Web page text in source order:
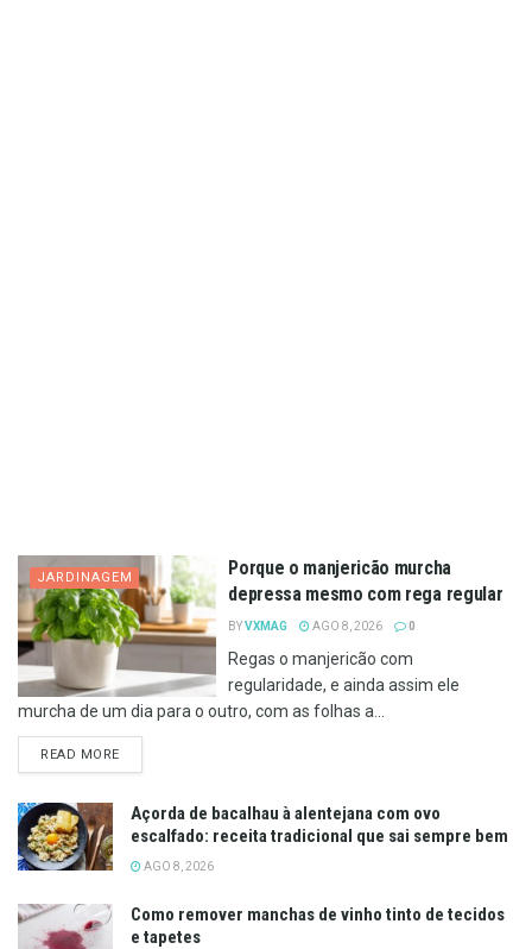
JARDINAGEM
Porque o manjericão murcha
depressa mesmo com rega regular
BYVXMAG AGO 8, 2026 0
Regas o manjericão com
regularidade, e ainda assim ele
murcha de um dia para o outro, com as folhas a...
READ MOREDETAILS
Açorda de bacalhau à alentejana com ovo
escalfado: receita tradicional que sai sempre bem
AGO 8, 2026
Como remover manchas de vinho tinto de tecidos
e tapetes